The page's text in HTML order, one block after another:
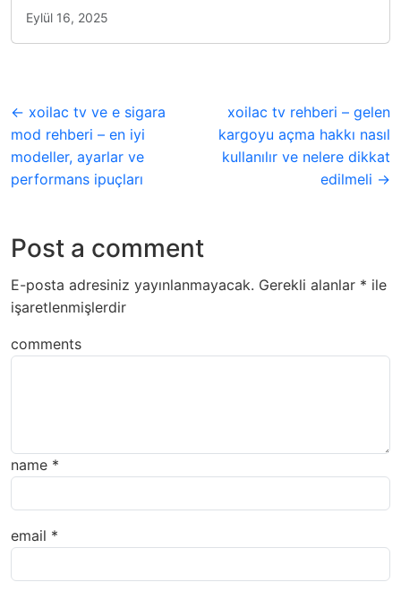
Eylül 16, 2025
← xoilac tv ve e sigara
mod rehberi – en iyi
modeller, ayarlar ve
performans ipuçları
xoilac tv rehberi – gelen
kargoyu açma hakkı nasıl
kullanılır ve nelere dikkat
edilmeli →
Post a comment
E-posta adresiniz yayınlanmayacak. Gerekli alanlar * ile
işaretlenmişlerdir
comments
name *
email *